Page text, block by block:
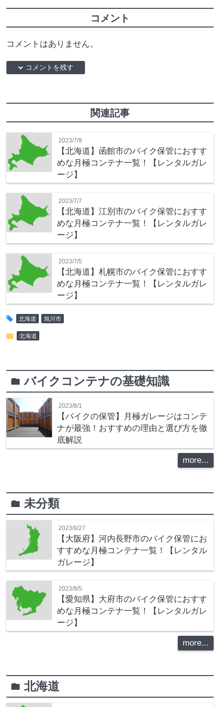
コメント
コメントはありません。
down コメントを残す
関連記事
2023/7/9
【北海道】函館市のバイク保管におすす
めな月極コンテナ一覧！【レンタルガレ
ージ】
2023/7/7
【北海道】江別市のバイク保管におすす
めな月極コンテナ一覧！【レンタルガレ
ージ】
2023/7/5
【北海道】札幌市のバイク保管におすす
めな月極コンテナ一覧！【レンタルガレ
ージ】
tag 北海道 旭川市
folder 北海道
folderバイクコンテナの基礎知識
2023/8/1
【バイクの保管】月極ガレージはコンテ
ナが最強！おすすめの理由と選び方を徹
底解説
more...
folder未分類
2023/9/27
【大阪府】河内長野市のバイク保管にお
すすめな月極コンテナ一覧！【レンタル
ガレージ】
2023/9/5
【愛知県】大府市のバイク保管におすす
めな月極コンテナ一覧！【レンタルガレ
ージ】
more...
folder北海道